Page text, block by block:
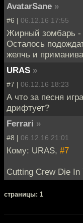
AvatarSane »
#6 | 06.12.16 17:55
Жирный зомбарь -
Осталось
желчь и
URAS »
#7 | 06.12.16 18:23
А что за песня
дрифтует?
Ferrari »
#8 | 06.12.16 21:01
Кому: URAS, #7
Cutting Crew Die In
cтраницы: 1